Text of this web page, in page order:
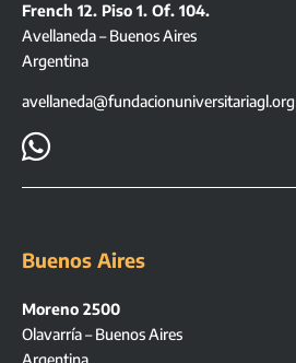
French 12. Piso 1. Of. 104.
Avellaneda – Buenos Aires
Argentina
avellaneda@fundacionuniversitariagl.org

Buenos Aires
Moreno 2500
Olavarría – Buenos Aires